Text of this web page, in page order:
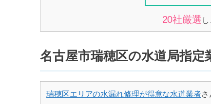
20社厳選
名古屋市瑞穂区の水道局指定
瑞穂区エリアの水漏れ修理が得意な水道業者さ